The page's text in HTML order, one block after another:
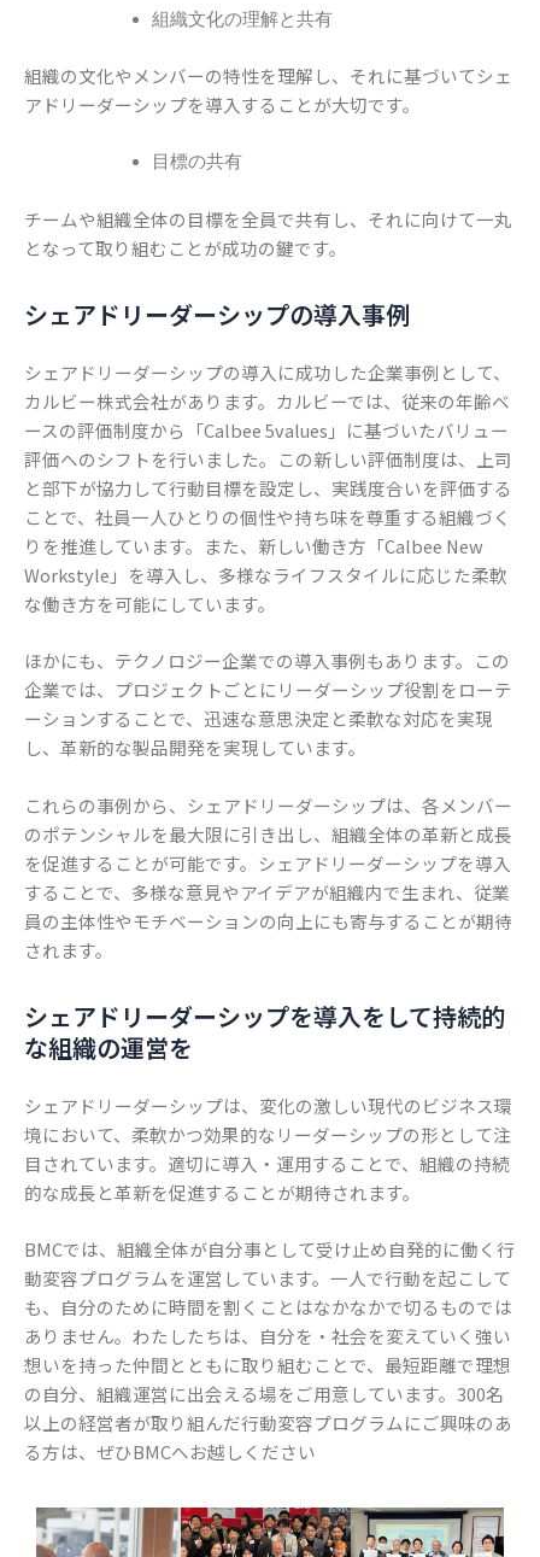
組織文化の理解と共有
組織の文化やメンバーの特性を理解し、それに基づいてシェ
アドリーダーシップを導入することが大切です。
目標の共有
チームや組織全体の目標を全員で共有し、それに向けて一丸
となって取り組むことが成功の鍵です。
シェアドリーダーシップの導入事例
シェアドリーダーシップの導入に成功した企業事例として、
カルビー株式会社があります。カルビーでは、従来の年齢ベ
ースの評価制度から「Calbee 5values」に基づいたバリュー
評価へのシフトを行いました。この新しい評価制度は、上司
と部下が協力して行動目標を設定し、実践度合いを評価する
ことで、社員一人ひとりの個性や持ち味を尊重する組織づく
りを推進しています。また、新しい働き方「Calbee New
Workstyle」を導入し、多様なライフスタイルに応じた柔軟
な働き方を可能にしています。
ほかにも、テクノロジー企業での導入事例もあります。この
企業では、プロジェクトごとにリーダーシップ役割をローテ
ーションすることで、迅速な意思決定と柔軟な対応を実現
し、革新的な製品開発を実現しています。
これらの事例から、シェアドリーダーシップは、各メンバー
のポテンシャルを最大限に引き出し、組織全体の革新と成長
を促進することが可能です。シェアドリーダーシップを導入
することで、多様な意見やアイデアが組織内で生まれ、従業
員の主体性やモチベーションの向上にも寄与することが期待
されます。
シェアドリーダーシップを導入をして持続的
な組織の運営を
シェアドリーダーシップは、変化の激しい現代のビジネス環
境において、柔軟かつ効果的なリーダーシップの形として注
目されています。適切に導入・運用することで、組織の持続
的な成長と革新を促進することが期待されます。
BMCでは、組織全体が自分事として受け止め自発的に働く行
動変容プログラムを運営しています。一人で行動を起こして
も、自分のために時間を割くことはなかなかで切るものでは
ありません。わたしたちは、自分を・社会を変えていく強い
想いを持った仲間とともに取り組むことで、最短距離で理想
の自分、組織運営に出会える場をご用意しています。300名
以上の経営者が取り組んだ行動変容プログラムにご興味のあ
る方は、ぜひBMCへお越しください